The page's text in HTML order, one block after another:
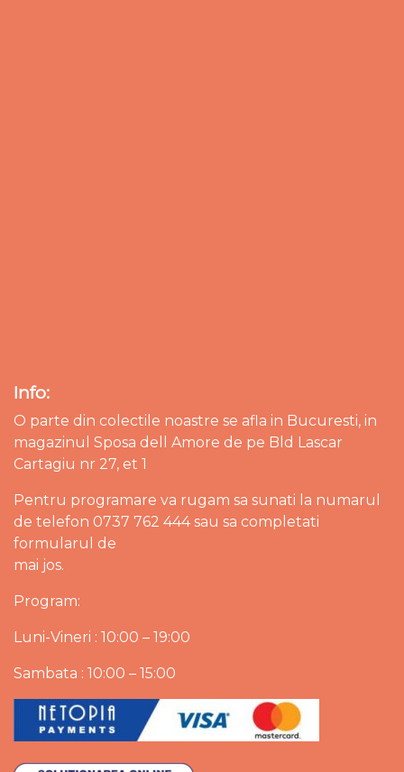
Info:
O parte din colectile noastre se afla in Bucuresti, in
magazinul Sposa dell Amore de pe Bld Lascar
Cartagiu nr 27, et 1
Pentru programare va rugam sa sunati la numarul
de telefon 0737 762 444 sau sa completati
formularul de
mai jos.
Program:
Luni-Vineri : 10:00 – 19:00
Sambata : 10:00 – 15:00